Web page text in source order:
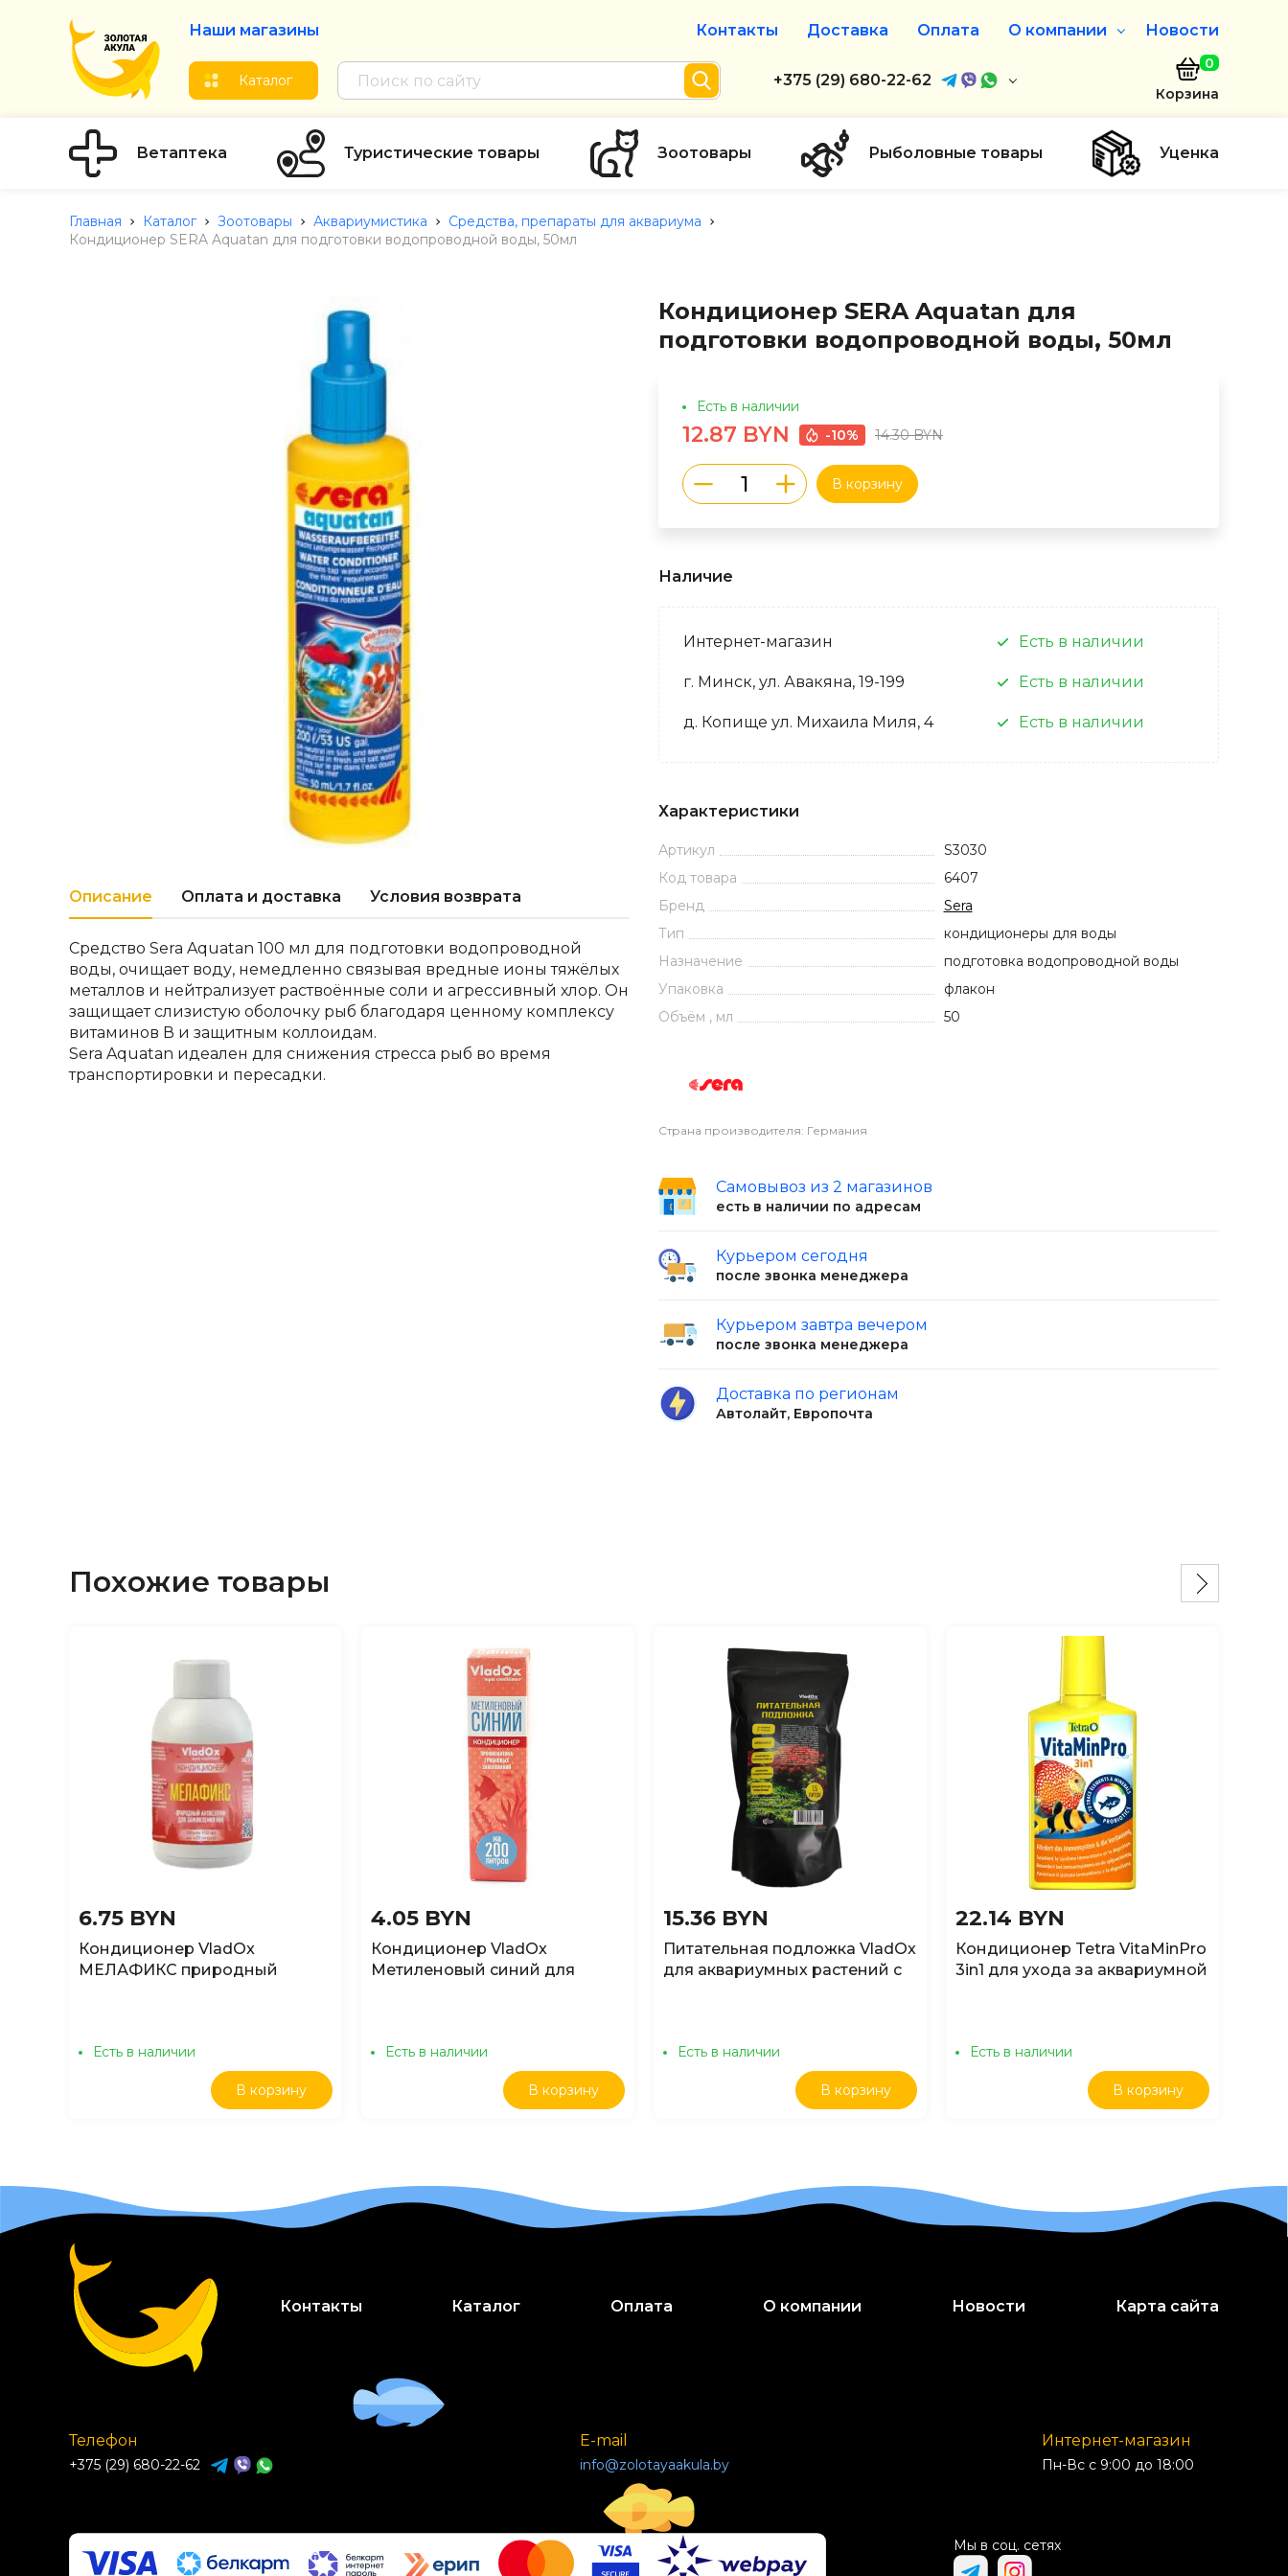
Наши магазины Контакты Доставка Оплата О компании
О нас
Дисконтная программа
Новости
Каталог +375 (29) 680-22-62
Интернет-магазин
тел. А1
Заказать звонок
0
Корзина
Ветаптека Туристические товары Зоотовары Рыболовные товары Уценка
Главная Каталог Зоотовары Аквариумистика
Средства, препараты для аквариума
Кондиционер SERA Aquatan для подготовки водопроводной воды, 50мл
Описание Оплата и доставка Условия возврата
Средство Sera Aquatan 100 мл для подготовки водопроводной
воды, очищает воду, немедленно связывая вредные ионы тяжёлых
металлов и нейтрализует раствоённые соли и агрессивный хлор. Он
защищает слизистую оболочку рыб благодаря ценному комплексу
витаминов В и защитным коллоидам.
Sera Aquatan идеален для снижения стресса рыб во время
транспортировки и пересадки.
Кондиционер SERA Aquatan для
подготовки водопроводной воды, 50мл
Есть в наличии
12.87 BYN -10% 14.30 BYN
В корзину
Наличие
Интернет-магазин Есть в наличии
г. Минск, ул. Авакяна, 19-199 Есть в наличии
д. Копище ул. Михаила Миля, 4 Есть в наличии
Характеристики
Артикул
S3030
Код товара
6407
Бренд
Sera
Тип
кондиционеры для воды
Назначение
подготовка водопроводной воды
Упаковка
флакон
Объём , мл
50
Страна производителя: Германия
Самовывоз из 2 магазинов
есть в наличии по адресам
Курьером сегодня
после звонка менеджера
Курьером завтра вечером
после звонка менеджера
Доставка по регионам
Автолайт, Европочта
Похожие товары
6.75 BYN
Кондиционер VladOx
МЕЛАФИКС природный
Есть в наличии
В корзину
4.05 BYN
Кондиционер VladOx
Метиленовый синий для
Есть в наличии
В корзину
15.36 BYN
Питательная подложка VladOx
для аквариумных растений с
Есть в наличии
В корзину
22.14 BYN
Кондиционер Tetra VitaMinPro
3in1 для ухода за аквариумной
Есть в наличии
В корзину
Контакты Каталог Оплата О компании Новости Карта сайта
Телефон
+375 (29) 680-22-62
E-mail
info@zolotayaakula.by
Интернет-магазин
Пн-Вс с 9:00 до 18:00
Мы в соц. сетях